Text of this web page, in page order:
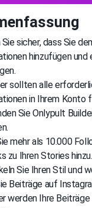
sicher, dass Sie
hinzufügen und
sollten alle
in Ihrem Konto
Sie Onlypult
mehr als 10.000
zu Ihren Stories hinzu.
Sie Ihren Stil und
Beiträge auf
werden Ihre